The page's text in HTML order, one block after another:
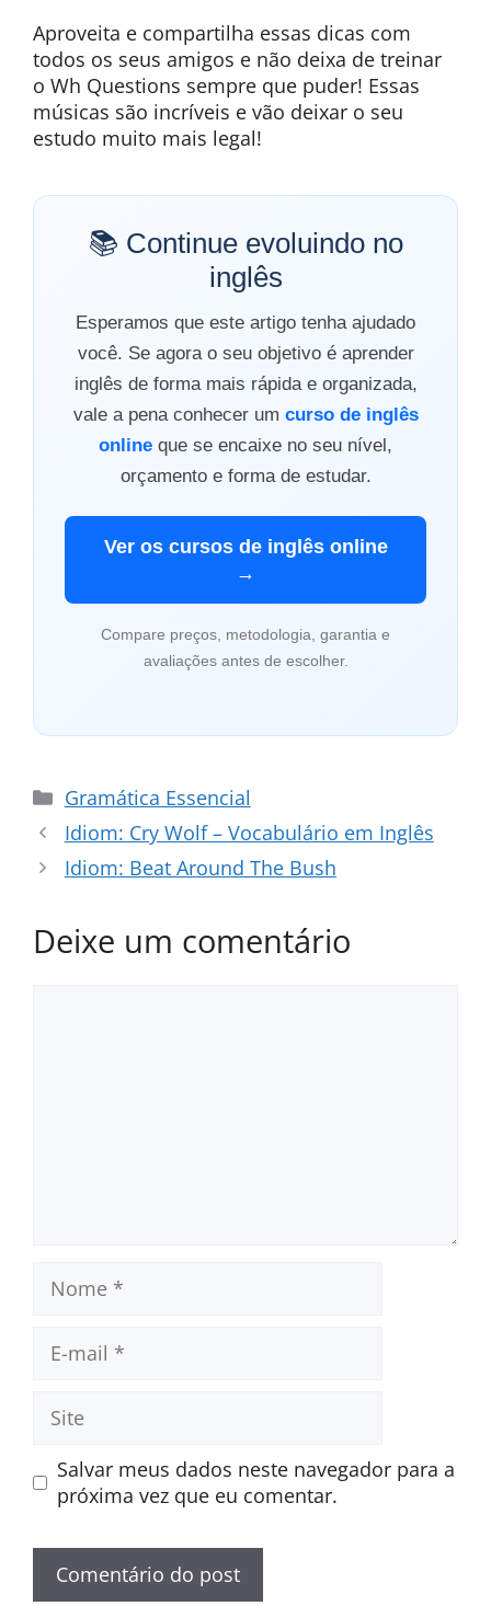
Aproveita e compartilha essas dicas com
todos os seus amigos e não deixa de treinar
o Wh Questions sempre que puder! Essas
músicas são incríveis e vão deixar o seu
estudo muito mais legal!
📚 Continue evoluindo no
inglês
Esperamos que este artigo tenha ajudado
você. Se agora o seu objetivo é aprender
inglês de forma mais rápida e organizada,
vale a pena conhecer um curso de inglês
online que se encaixe no seu nível,
orçamento e forma de estudar.
Ver os cursos de inglês online
→
Compare preços, metodologia, garantia e
avaliações antes de escolher.
Categorias
Gramática Essencial
Idiom: Cry Wolf – Vocabulário em Inglês
Idiom: Beat Around The Bush
Deixe um comentário
mail
Site
Salvar meus dados neste navegador para a
próxima vez que eu comentar.